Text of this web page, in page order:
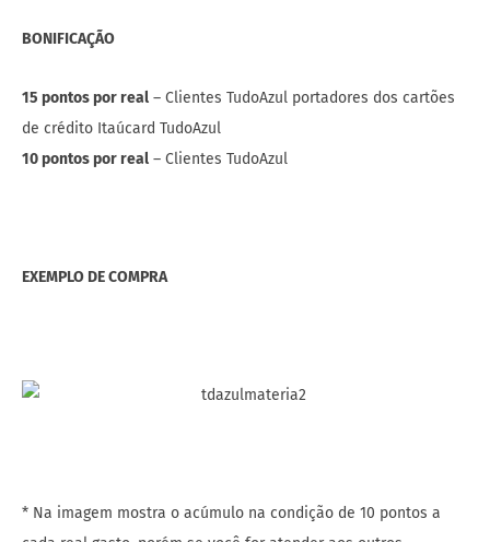
BONIFICAÇÃO
15 pontos por real – Clientes TudoAzul portadores dos cartões
de crédito Itaúcard TudoAzul
10 pontos por real – Clientes TudoAzul
EXEMPLO DE COMPRA
* Na imagem mostra o acúmulo na condição de 10 pontos a